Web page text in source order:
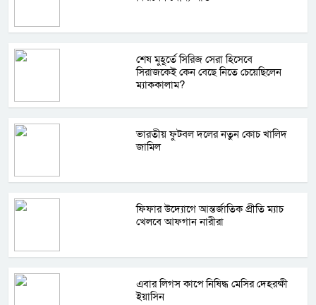
শেষ মুহূর্তে সিরিজ সেরা হিসেবে
সিরাজকেই কেন বেছে নিতে চেয়েছিলেন
ম্যাককালাম?
ভারতীয় ফুটবল দলের নতুন কোচ খালিদ
জামিল
ফিফার উদ্যোগে আন্তর্জাতিক প্রীতি ম্যাচ
খেলবে আফগান নারীরা
এবার লিগস কাপে নিষিদ্ধ মেসির দেহরক্ষী
ইয়াসিন